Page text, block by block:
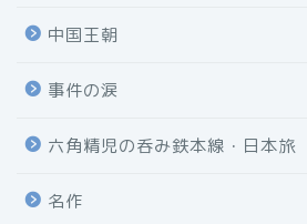
中国王朝
事件の涙
六角精児の呑み鉄本線・日本旅
名作